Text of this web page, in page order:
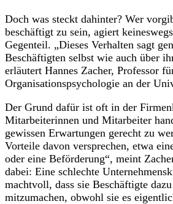
Doch was steckt dahinter? Wer
beschäftigt zu sein, agiert
Gegenteil. „Dieses Verhalten sagt
Beschäftigten selbst wie auch über
erläutert Hannes Zacher, Professor
Organisationspsychologie an der
Der Grund dafür ist oft in der
Mitarbeiterinnen und Mitarbeiter
gewissen Erwartungen gerecht zu
Vorteile davon versprechen, etwa
oder eine Beförderung“, meint
dabei: Eine schlechte
machtvoll, dass sie Beschäftigte
mitzumachen, obwohl sie es